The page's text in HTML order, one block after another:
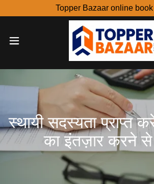
Topper Bazaar online
स्थायी सदस्यता प्राप्त
का इंतज़ार करने